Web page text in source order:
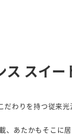
ス スイ
わりを持つ従来
あたかもそこに